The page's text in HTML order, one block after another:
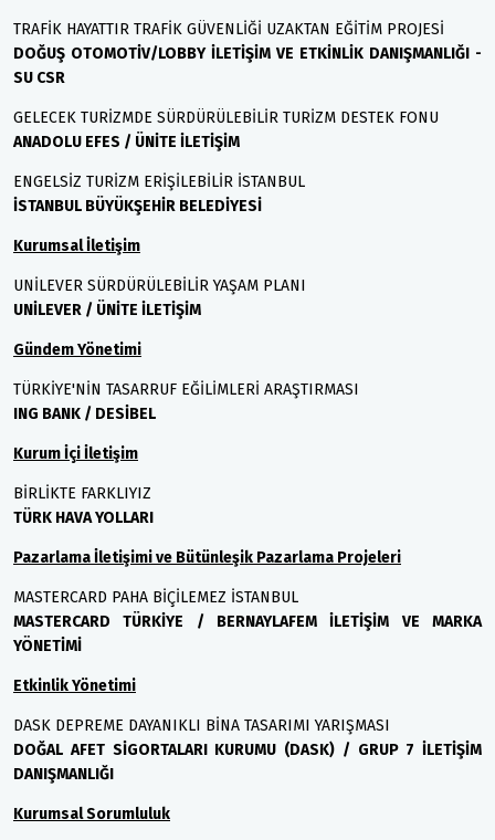
TRAFİK HAYATTIR TRAFİK GÜVENLİĞİ UZAKTAN EĞİTİM PROJESİ
DOĞUŞ OTOMOTİV/LOBBY İLETİŞİM VE ETKİNLİK DANIŞMANLIĞI -
SU CSR
GELECEK TURİZMDE SÜRDÜRÜLEBİLİR TURİZM DESTEK FONU
ANADOLU EFES / ÜNİTE İLETİŞİM
ENGELSİZ TURİZM ERİŞİLEBİLİR İSTANBUL
İSTANBUL BÜYÜKŞEHİR BELEDİYESİ
Kurumsal İletişim
UNİLEVER SÜRDÜRÜLEBİLİR YAŞAM PLANI
UNİLEVER / ÜNİTE İLETİŞİM
Gündem Yönetimi
TÜRKİYE'NİN TASARRUF EĞİLİMLERİ ARAŞTIRMASI
ING BANK / DESİBEL
Kurum İçi İletişim
BİRLİKTE FARKLIYIZ
TÜRK HAVA YOLLARI
Pazarlama İletişimi ve Bütünleşik Pazarlama Projeleri
MASTERCARD PAHA BİÇİLEMEZ İSTANBUL
MASTERCARD TÜRKİYE / BERNAYLAFEM İLETİŞİM VE MARKA
YÖNETİMİ
Etkinlik Yönetimi
DASK DEPREME DAYANIKLI BİNA TASARIMI YARIŞMASI
DOĞAL AFET SİGORTALARI KURUMU (DASK) / GRUP 7 İLETİŞİM
DANIŞMANLIĞI
Kurumsal Sorumluluk